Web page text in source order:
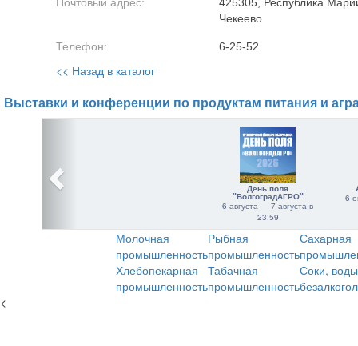
Чекеево
Телефон: 6-25-52
<< Назад в каталог
Выставки и конференции по продуктам питания и
День поля
"ВолгоградАГРО"
6 августа — 7 августа в
23:59
6
Молочная
промышленность
Рыбная
промышленность
Сахарная
Хлебопекарная
промышленность
Табачная
промышленность
Соки,
<